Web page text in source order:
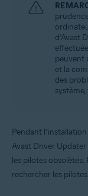
d’Avast
peuvent
et la
des
Pendant
Avast Driver
les pilotes
rechercher les